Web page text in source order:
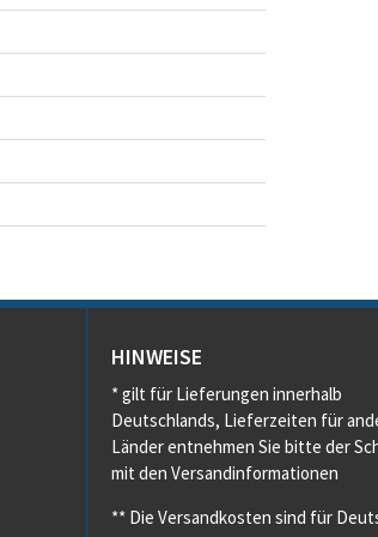
HINWEISE
* gilt für Lieferungen innerhalb
Deutschlands, Lieferzeiten für
Länder entnehmen Sie bitte der
mit den Versandinformationen
** Die Versandkosten sind für